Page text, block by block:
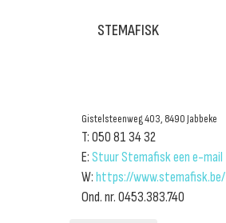
STEMAFISK
Gistelsteenweg 403, 8490 Jabbeke
T: 050 81 34 32
E:Stuur Stemafisk een e-mail
W:https://www.stemafisk.be/
Ond. nr.0453.383.740